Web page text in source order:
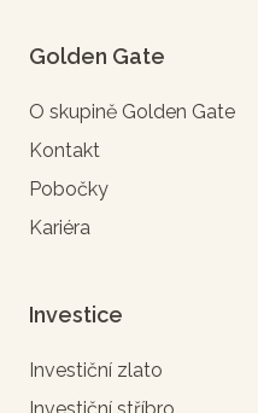
Golden Gate
O skupině Golden Gate
Kontakt
Pobočky
Kariéra
Investice
Investiční zlato
Investiční stříbro